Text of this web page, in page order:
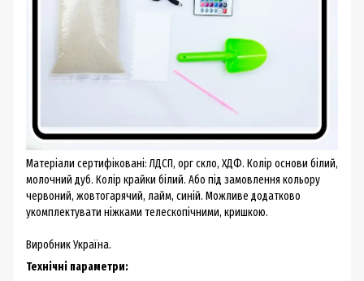
Матеріали сертифіковані: ЛДСП, орг скло, ХДФ. Колір основи білий,
молочний дуб. Колір крайки білий. Або під замовлення кольору
червоний, жовтогарячий, лайм, синій. Можливе додатково
укомплектувати ніжками телескопічними, кришкою.
Виробник Україна.
Технічні параметри: